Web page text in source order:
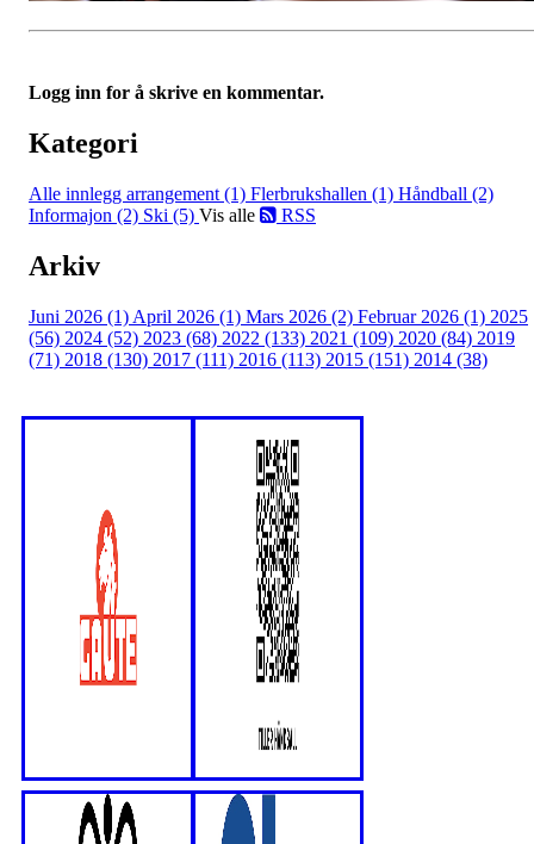
Logg inn for å skrive en kommentar.
Kategori
Alle innlegg arrangement (1) Flerbrukshallen (1) Håndball (2)
Informajon (2) Ski (5) Vis alle RSS
Arkiv
Juni 2026 (1) April 2026 (1) Mars 2026 (2) Februar 2026 (1) 2025
(56) 2024 (52) 2023 (68) 2022 (133) 2021 (109) 2020 (84) 2019
(71) 2018 (130) 2017 (111) 2016 (113) 2015 (151) 2014 (38)